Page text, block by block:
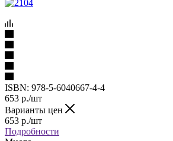
ISBN: 978-5-6040667-4-4
653 р./шт
Варианты цен
653 р./шт
Подробности